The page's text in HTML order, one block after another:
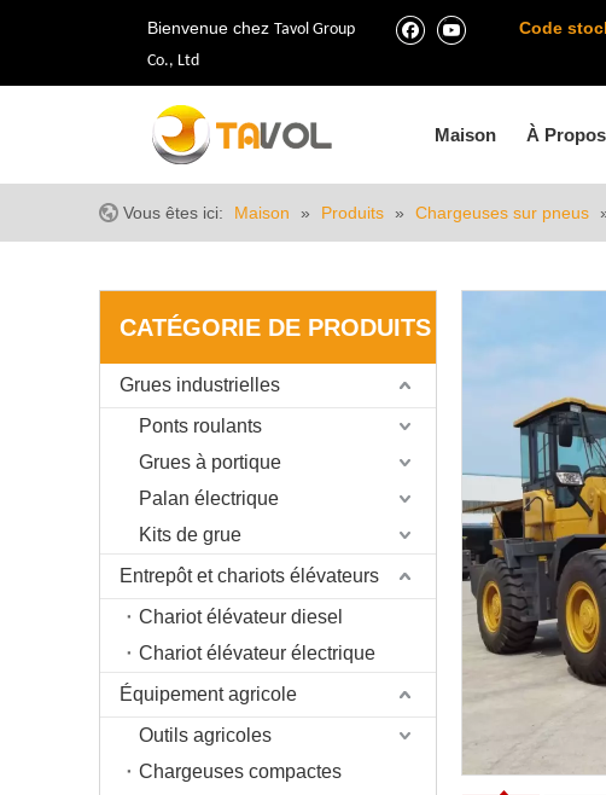
Bienvenue chez Tavol Group
Co., Ltd
Code
Maison À
Vous êtes ici: Maison » Produits » Chargeuses sur pneus
CATÉGORIE DE PRODUITS
Grues industrielles
Ponts roulants
Grues à portique
Palan électrique
Kits de grue
Entrepôt et chariots élévateurs
Chariot élévateur diesel
Chariot élévateur électrique
Équipement agricole
Outils agricoles
Chargeuses compactes